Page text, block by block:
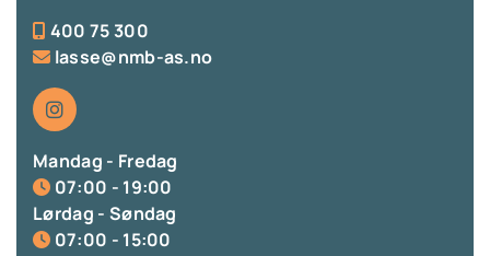
400 75 300
 lasse@nmb-as.no
Mandag - Fredag
 07:00 - 19:00
Lørdag - Søndag
 07:00 - 15:00